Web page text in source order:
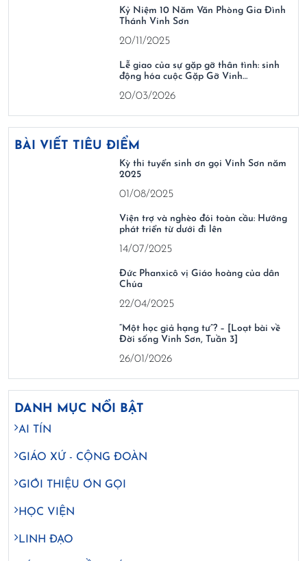
Kỷ Niệm 10 Năm Văn Phòng Gia Đình
Thánh Vinh Sơn
20/11/2025
Lễ giao của sự gặp gỡ thân tình: sinh
động hóa cuộc Gặp Gỡ Vinh…
20/03/2026
BÀI VIẾT TIÊU ĐIỂM
Kỳ thi tuyển sinh ơn gọi Vinh Sơn năm
2025
01/08/2025
Viện trợ và nghèo đói toàn cầu: Hướng
phát triển từ dưới đi lên
14/07/2025
Đức Phanxicô vị Giáo hoàng của dân
Chúa
22/04/2025
“Một học giả hạng tư”? – [Loạt bài về
Đời sống Vinh Sơn, Tuần 3]
26/01/2026
DANH MỤC NỔI BẬT
AI TÍN
GIÁO XỨ - CỘNG ĐOÀN
GIỚI THIỆU ƠN GỌI
HỌC VIỆN
LINH ĐẠO